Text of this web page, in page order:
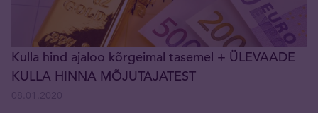
Kulla hind ajaloo kõrgeimal tasemel + ÜLEVAADE
KULLA HINNA MÕJUTAJATEST